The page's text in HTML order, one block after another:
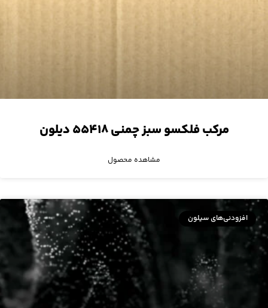
مرکب فلکسو سبز چمنی ۵۵۴۱۸ دیلون
مشاهده محصول
افزودنی‌های سیلون